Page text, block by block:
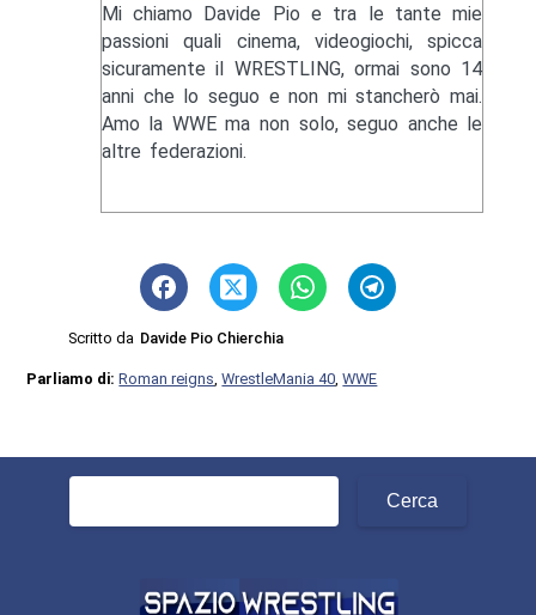
Mi chiamo Davide Pio e tra le tante mie
passioni quali cinema, videogiochi, spicca
sicuramente il WRESTLING, ormai sono 14
anni che lo seguo e non mi stancherò mai.
Amo la WWE ma non solo, seguo anche le
altre federazioni.
Scritto da Davide Pio Chierchia
Parliamo di:Roman reigns ,WrestleMania 40 ,WWE